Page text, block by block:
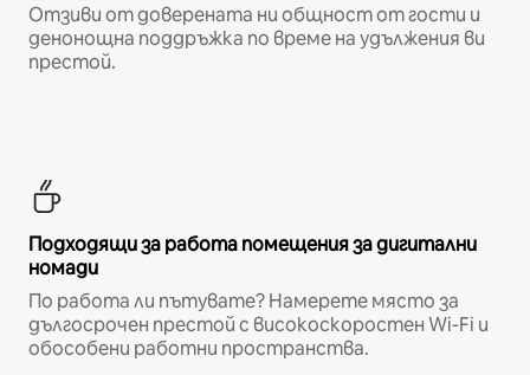
Отзиви от доверената ни общност от гости и
денонощна поддръжка по време на удължения ви
престой.
Подходящи за работа помещения за дигитални
номади
По работа ли пътувате? Намерете място за
дългосрочен престой с високоскоростен Wi-Fi и
обособени работни пространства.